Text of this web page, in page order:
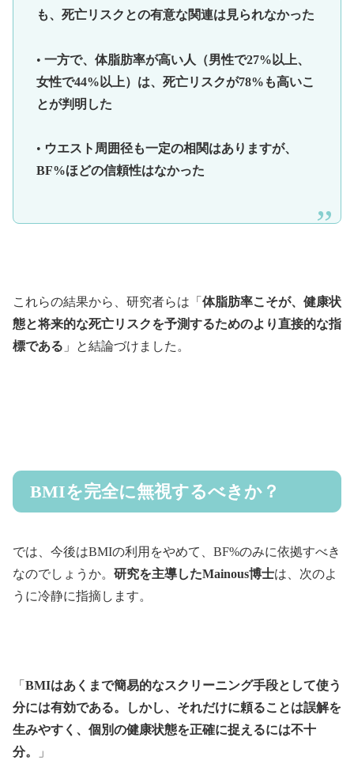
も、死亡リスクとの有意な関連は見られなかった
• 一方で、体脂肪率が高い人（男性で27%以上、
女性で44%以上）は、死亡リスクが78%も高いこ
とが判明した
• ウエスト周囲径も一定の相関はありますが、
BF%ほどの信頼性はなかった
これらの結果から、研究者らは「 体脂肪率こそが、健康状
態と将来的な死亡リスクを予測するためのより直接的な指
標である 」と結論づけました。
BMIを完全に無視するべきか？
では、今後はBMIの利用をやめて、BF%のみに依拠すべき
なのでしょうか。 研究を主導したMainous博士は、次のよ
うに冷静に指摘します。
「 BMIはあくまで簡易的なスクリーニング手段として使う
分には有効である。しかし、それだけに頼ることは誤解を
生みやすく、個別の健康状態を正確に捉えるには不十
分。
」